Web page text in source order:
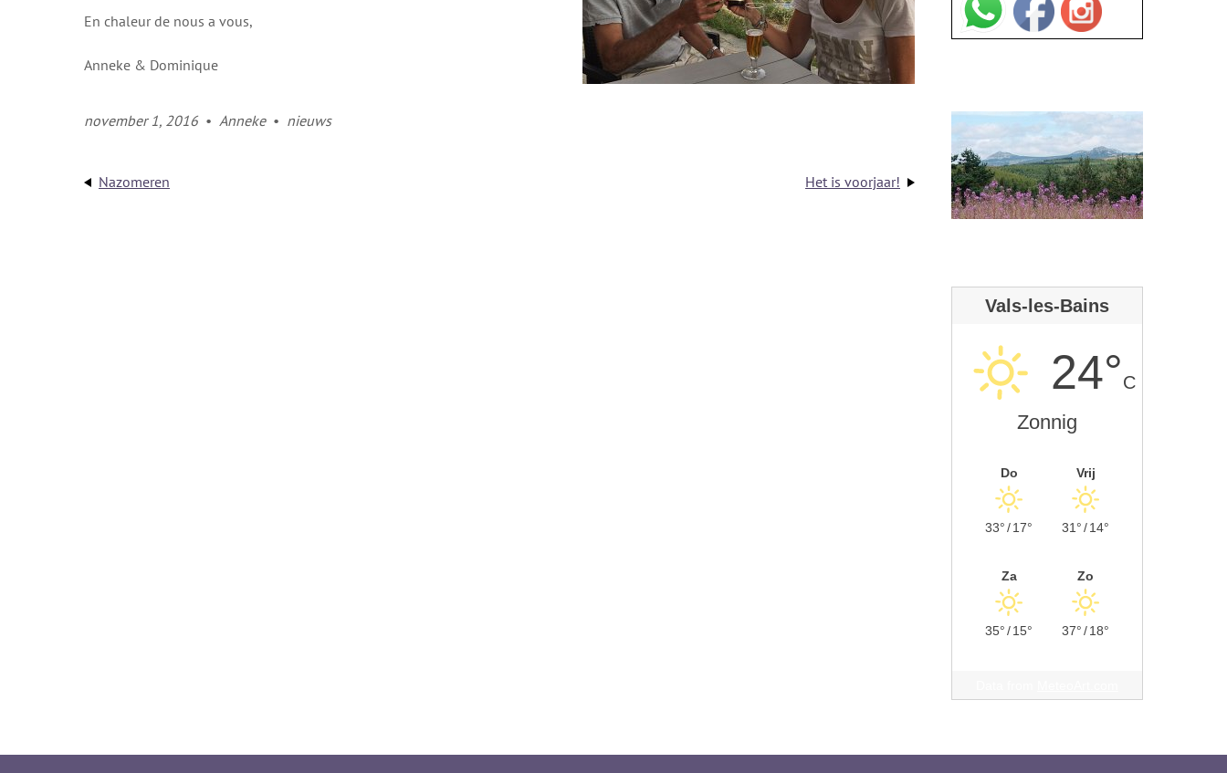
En chaleur de nous a vous,
Anneke & Dominique
november 1, 2016 • Anneke • nieuws
Nazomeren Het is voorjaar!
Vals-les-Bains
24°C
Zonnig
Do
33°/17°
Vrij
31°/14°
Za
35°/15°
Zo
37°/18°